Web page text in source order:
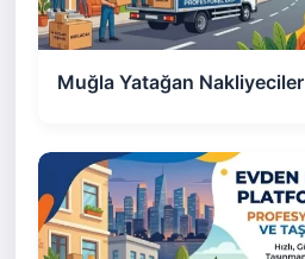
Muğla Yatağan Nakliyeciler